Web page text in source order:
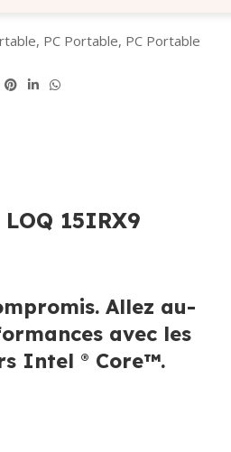
, PC Portable, PC Portable
15IRX9
Allez au-
avec les
Intel ® Core™.